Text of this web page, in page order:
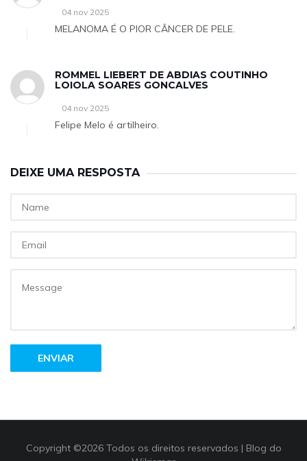
04 nov 2025
MELANOMA É O PIOR CÂNCER DE PELE.
ROMMEL LIEBERT DE ABDIAS COUTINHO
LOIOLA SOARES GONCALVES
04 nov 2025
Felipe Melo é artilheiro.
DEIXE UMA RESPOSTA
ENVIAR
Copyright ©2026 Todos os direitos reservados | Blog do